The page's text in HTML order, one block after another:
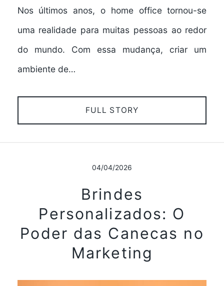
Nos últimos anos, o home office tornou-se
uma realidade para muitas pessoas ao redor
do mundo. Com essa mudança, criar um
ambiente de…
FULL STORY
04/04/2026
Brindes
Personalizados: O
Poder das Canecas no
Marketing